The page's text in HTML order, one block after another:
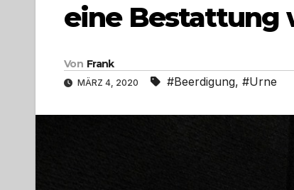
eine Bestattung
Von Frank
MÄRZ 4, 2020 #Beerdigung, #Urne